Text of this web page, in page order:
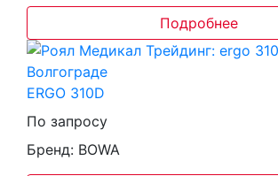
Подробнее
ERGO 310D
По запросу
Бренд: BOWA